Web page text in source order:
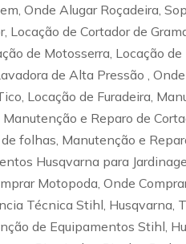
Onde Alugar Roçadeira,
Locação de Cortador de
de Motosserra, Locação
de Alta Pressão ,
Locação de Furadeira,
e Reparo de
folhas, Manutenção e
Husqvarna para
Motopoda, Onde
Técnica Stihl, Husqvarna,
de Equipamentos Stihl,